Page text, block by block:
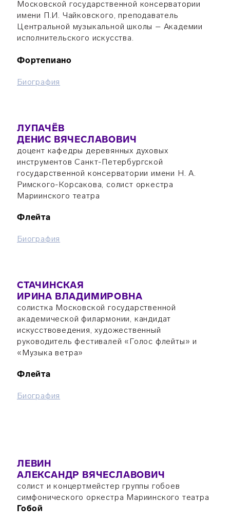
Московской государственной консерватории
имени П.И. Чайковского, преподаватель
Центральной музыкальной школы – Академии
исполнительского искусства.
Фортепиано
Биография
ЛУПАЧЁВ
ДЕНИС ВЯЧЕСЛАВОВИЧ
доцент кафедры деревянных духовых
инструментов Санкт-Петербургской
государственной консерватории имени Н. А.
Римского-Корсакова, солист оркестра
Мариинского театра
Флейта
Биография
СТАЧИНСКАЯ
ИРИНА ВЛАДИМИРОВНА
солистка Московской государственной
академической филармонии, кандидат
искусствоведения, художественный
руководитель фестивалей «Голос флейты» и
«Музыка ветра»
Флейта
Биография
ЛЕВИН
АЛЕКСАНДР ВЯЧЕСЛАВОВИЧ
солист и концертмейстер группы гобоев
симфонического оркестра Мариинского театра
Гобой